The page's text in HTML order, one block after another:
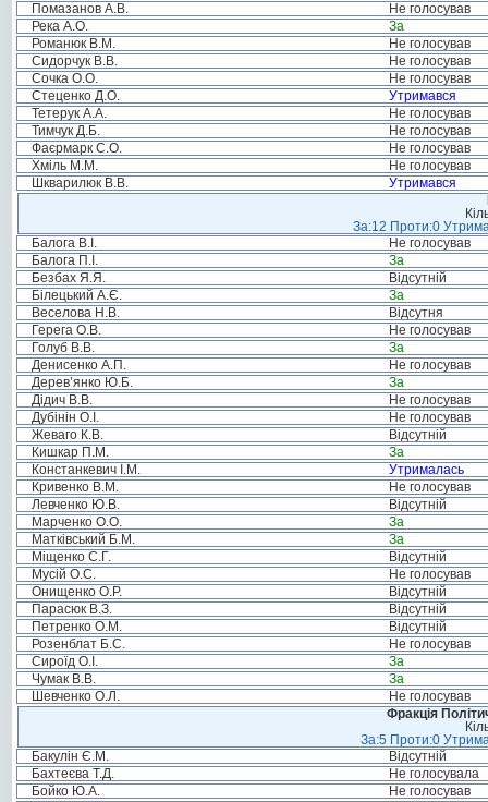
Помазанов А.В.
Не голосував
Река А.О.
За
Романюк В.М.
Не голосував
Сидорчук В.В.
Не голосував
Сочка О.О.
Не голосував
Стеценко Д.О.
Утримався
Тетерук А.А.
Не голосував
Тимчук Д.Б.
Не голосував
Фаєрмарк С.О.
Не голосував
Хміль М.М.
Не голосував
Шкварилюк В.В.
Утримався
За:12 Проти:0
Балога В.І.
Не голосував
Балога П.І.
За
Безбах Я.Я.
Відсутній
Білецький А.Є.
За
Веселова Н.В.
Відсутня
Герега О.В.
Не голосував
Голуб В.В.
За
Денисенко А.П.
Не голосував
Дерев’янко Ю.Б.
За
Дідич В.В.
Не голосував
Дубінін О.І.
Не голосував
Жеваго К.В.
Відсутній
Кишкар П.М.
За
Констанкевич І.М.
Утрималась
Кривенко В.М.
Не голосував
Левченко Ю.В.
Відсутній
Марченко О.О.
За
Матківський Б.М.
За
Міщенко С.Г.
Відсутній
Мусій О.С.
Не голосував
Онищенко О.Р.
Відсутній
Парасюк В.З.
Відсутній
Петренко О.М.
Відсутній
Розенблат Б.С.
Не голосував
Сироїд О.І.
За
Чумак В.В.
За
Шевченко О.Л.
Не голосував
Фракція
За:5 Проти:0
Бакулін Є.М.
Відсутній
Бахтеєва Т.Д.
Не голосувала
Бойко Ю.А.
Не голосував